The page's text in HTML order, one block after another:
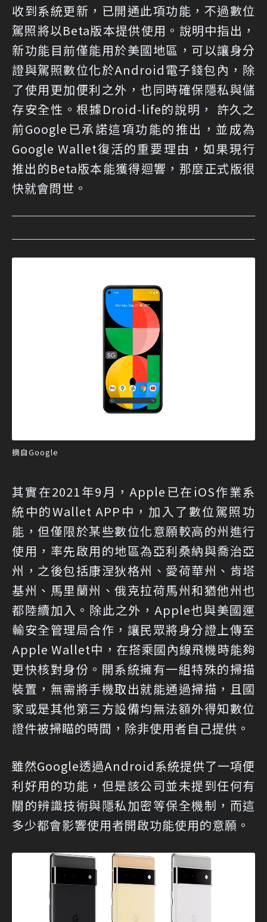
收到系統更新，已開通此項功能，不過數位
駕照將以Beta版本提供使用。說明中指出，
新功能目前僅能用於美國地區，可以讓身分
證與駕照數位化於Android電子錢包內，除
了使用更加便利之外，也同時確保隱私與儲
存安全性。根據Droid-life的說明， 許久之
前Google已承諾這項功能的推出，並成為
Google Wallet復活的重要理由，如果現行
推出的Beta版本能獲得迴響，那麼正式版很
快就會問世。
摘自Google
其實在2021年9月，Apple已在iOS作業系
統中的Wallet APP中，加入了數位駕照功
能，但僅限於某些數位化意願較高的州進行
使用，率先啟用的地區為亞利桑納與喬治亞
州，之後包括康涅狄格州、愛荷華州、肯塔
基州、馬里蘭州、俄克拉荷馬州和猶他州也
都陸續加入。除此之外，Apple也與美國運
輸安全管理局合作，讓民眾將身分證上傳至
Apple Wallet中，在搭乘國內線飛機時能夠
更快核對身份。開系統擁有一組特殊的掃描
裝置，無需將手機取出就能通過掃描，且國
家或是其他第三方設備均無法額外得知數位
證件被掃瞄的時間，除非使用者自己提供。
雖然Google透過Android系統提供了一項便
利好用的功能，但是該公司並未提到任何有
關的辨識技術與隱私加密等保全機制，而這
多少都會影響使用者開啟功能使用的意願。